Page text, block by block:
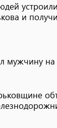
и
мужчину